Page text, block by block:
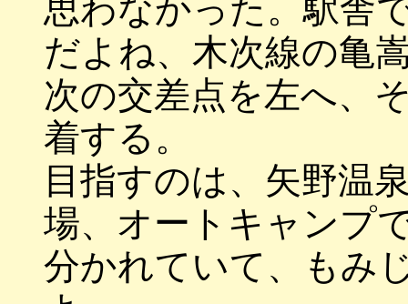
思わなかった。駅舎
だよね、木次線の亀
次の交差点を左へ、
着する。
目指すのは、矢野温
場、オートキャンプ
分かれていて、もみ